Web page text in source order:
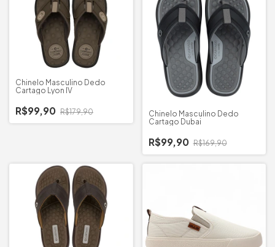
Chinelo Masculino Dedo
Cartago Lyon IV
R$99,90 R$179,90
Chinelo Masculino Dedo
Cartago Dubai
R$99,90 R$169,90